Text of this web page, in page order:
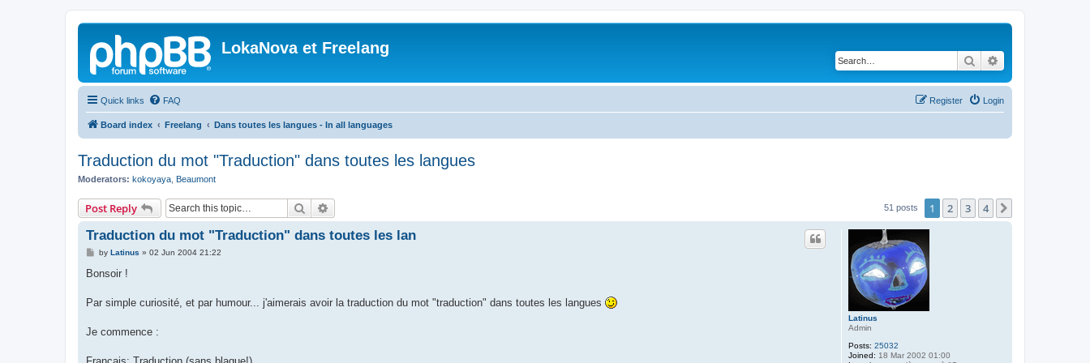
LokaNova et Freelang
Search
Quick links FAQ Login
Register
Board index Freelang Dans toutes les langues - In all languages
Traduction du mot "Traduction" dans toutes les langues
Moderators: kokoyaya Beaumont
Post Reply Search 51 posts 1 2 3 4
Latinus
Admin
Posts: 25032
Joined: 18 Mar 2002 01:00
Traduction du mot "Traduction" dans toutes les lan
P
s
by Latinus » 02 Jun 2004 21:22
Bonsoir !
Par simple curiosité, et par humour... j'aimerais avoir la traduction du mot "traduction" dans toutes les langues
Je commence :